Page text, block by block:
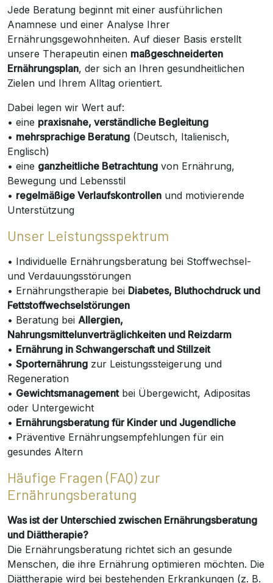
Jede Beratung beginnt mit einer ausführlichen
Anamnese und einer Analyse Ihrer
Ernährungsgewohnheiten. Auf dieser Basis erstellt
unsere Therapeutin einen maßgeschneiderten
Ernährungsplan, der sich an Ihren gesundheitlichen
Zielen und Ihrem Alltag orientiert.
Dabei legen wir Wert auf:
• eine praxisnahe, verständliche Begleitung
• mehrsprachige Beratung (Deutsch, Italienisch,
Englisch)
• eine ganzheitliche Betrachtung von Ernährung,
Bewegung und Lebensstil
• regelmäßige Verlaufskontrollen und motivierende
Unterstützung
Unser Leistungsspektrum
• Individuelle Ernährungsberatung bei Stoffwechsel-
und Verdauungsstörungen
• Ernährungstherapie bei Diabetes, Bluthochdruck und
Fettstoffwechselstörungen
• Beratung bei Allergien,
Nahrungsmittelunverträglichkeiten und Reizdarm
• Ernährung in Schwangerschaft und Stillzeit
• Sporternährung zur Leistungssteigerung und
Regeneration
• Gewichtsmanagementbei Übergewicht, Adipositas
oder Untergewicht
• Ernährungsberatung für Kinder und Jugendliche
• Präventive Ernährungsempfehlungen für ein
gesundes Altern
Häufige Fragen (FAQ) zur
Ernährungsberatung
Was ist der Unterschied zwischen Ernährungsberatung
und Diättherapie?
Die Ernährungsberatung richtet sich an gesunde
Menschen, die ihre Ernährung optimieren möchten. Die
Diättherapie wird bei bestehenden Erkrankungen (z. B.